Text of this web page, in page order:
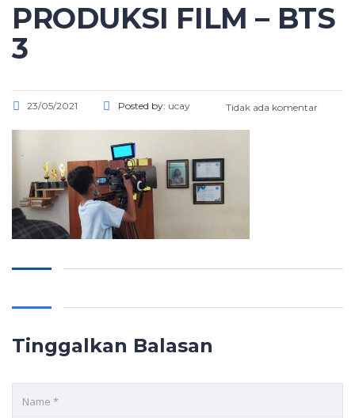
PRODUKSI FILM – BTS
3
23/05/2021 Posted by: ucay Tidak ada komentar
Tinggalkan Balasan